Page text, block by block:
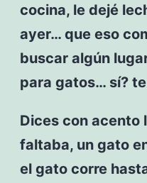
cocina, le dejé
ayer… que eso
buscar algún
para gatos… sí?
Dices con acento
faltaba, un gato
el gato corre